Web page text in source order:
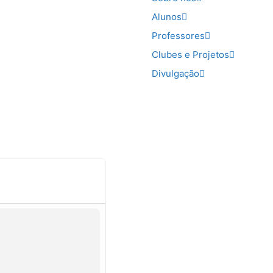
Alunos
Professores
Clubes e Projetos
Divulgação